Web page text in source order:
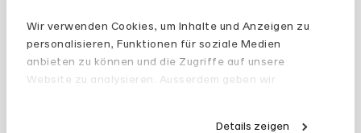
Wir verwenden Cookies, um Inhalte und Anzeigen zu
personalisieren, Funktionen für soziale Medien
anbieten zu können und die Zugriffe auf unsere
Website zu analysieren. Ausserdem geben wir
Details zeigen
Bleiben Sie auf dem Laufenden und
abonnieren Sie unseren Newsletter.